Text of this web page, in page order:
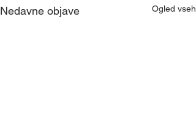
Nedavne objave Ogled vseh